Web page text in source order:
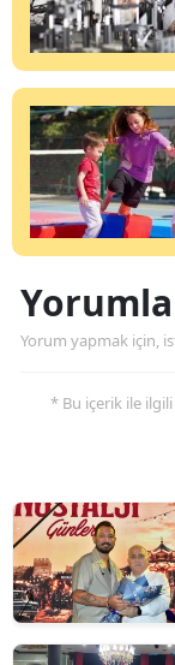
Yorum yapmak için,
* Bu içerik ile